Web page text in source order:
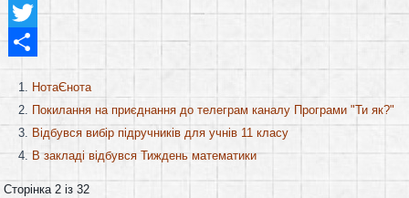
Facebook
Twitter
НотаЄнота
Покилання на приєднання до телеграм каналу Програми "Ти як?"
Відбувся вибір підручників для учнів 11 класу
В закладі відбувся Тиждень математики
Сторінка 2 із 32